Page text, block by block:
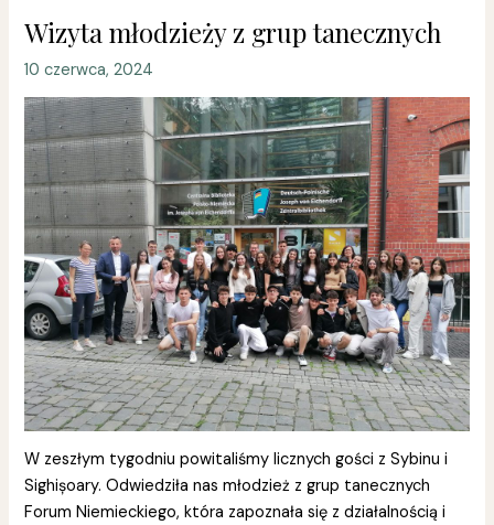
Wizyta młodzieży z grup tanecznych
10 czerwca, 2024
W zeszłym tygodniu powitaliśmy licznych gości z Sybinu i
Sighișoary. Odwiedziła nas młodzież z grup tanecznych
Forum Niemieckiego, która zapoznała się z działalnością i